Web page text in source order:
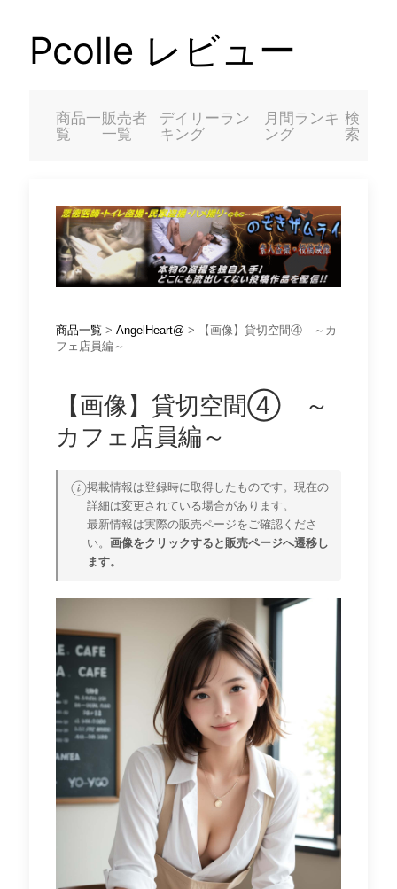
Pcolle レビュー
商品一
覧
販売者
一覧
デイリーラン
キング
月間ランキ
ング
検
索
商品一覧 > AngelHeart@ > 【画像】貸切空間④ ～カ
フェ店員編～
【画像】貸切空間④ ～
カフェ店員編～
掲載情報は登録時に取得したものです。現在の
詳細は変更されている場合があります。
最新情報は実際の販売ページをご確認くださ
い。 画像をクリックすると販売ページへ遷移し
ます。